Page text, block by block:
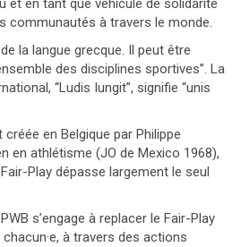
et en tant que véhicule de solidarité
communautés à travers le monde.
la langue grecque. Il peut être
des disciplines sportives”. La
“Ludis Iungit”, signifie “unis
en Belgique par Philippe
en athlétisme (JO de Mexico 1968),
Play dépasse largement le seul
s’engage à replacer le Fair-Play
à travers des actions